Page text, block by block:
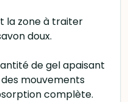
la zone à traiter
doux.
de gel apaisant
mouvements
complète.